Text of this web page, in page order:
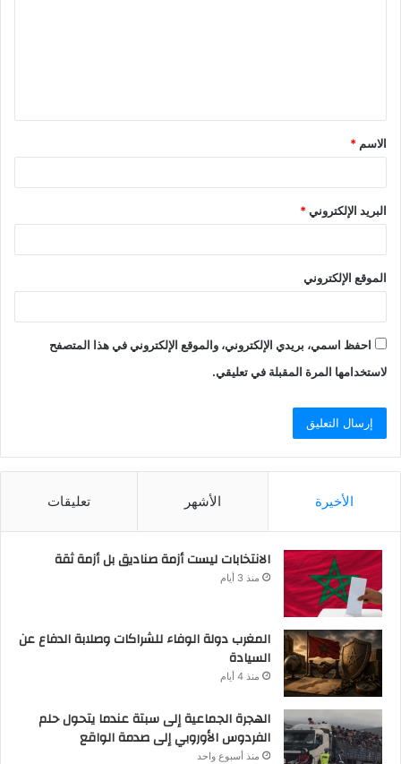
الاسم *
البريد الإلكتروني*
الموقع الإلكتروني
احفظ اسمي، بريدي الإلكتروني، والموقع الإلكتروني في هذا المتصفح
لاستخدامها المرة المقبلة في تعليقي.
الأخيرة الأشهر تعليقات
الانتخابات ليست أزمة صناديق بل أزمة ثقة
منذ 3 أيام
المغرب دولة الوفاء للشراكات وصلابة الدفاع عن
السيادة
منذ 4 أيام
الهجرة الجماعية إلى سبتة عندما يتحول حلم
الفردوس الأوروبي إلى صدمة الواقع
منذ أسبوع واحد